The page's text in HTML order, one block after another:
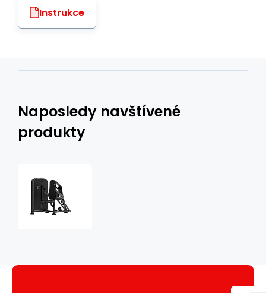
Instrukce
Naposledy navštívené
produkty